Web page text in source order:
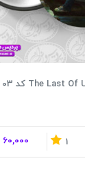
1
60,000